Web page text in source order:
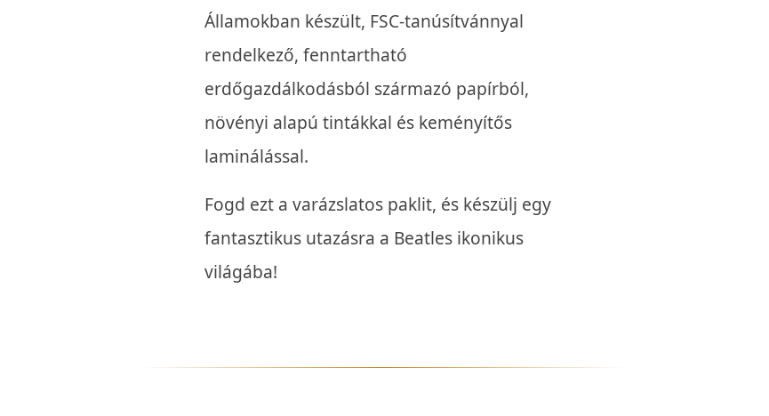
Államokban készült, FSC-tanúsítvánnyal
rendelkező, fenntartható
erdőgazdálkodásból származó papírból,
növényi alapú tintákkal és keményítős
laminálással.
Fogd ezt a varázslatos paklit, és készülj egy
fantasztikus utazásra a Beatles ikonikus
világába!